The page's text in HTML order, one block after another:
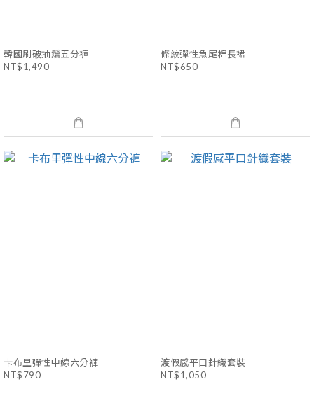
韓國刷破抽鬚五分褲
NT$1,490
條紋彈性魚尾棉長裙
NT$650
卡布里彈性中線六分褲
NT$790
渡假感平口針織套裝
NT$1,050